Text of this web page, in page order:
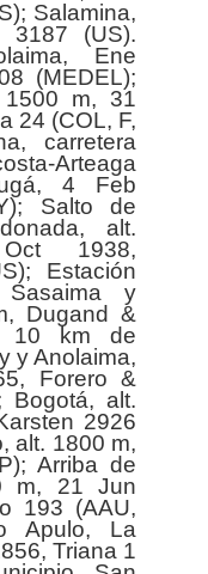
Salamina,
3187 (US).
Ene
(MEDEL);
m, 31
24 (COL, F,
carretera
Arteaga
4 Feb
Salto de
alt.
1938,
Estación
y
Dugand &
10 km de
y Anolaima,
Forero &
Bogotá, alt.
2926
alt. 1800 m,
Arriba de
m, 21 Jun
193 (AAU,
Apulo, La
Triana 1